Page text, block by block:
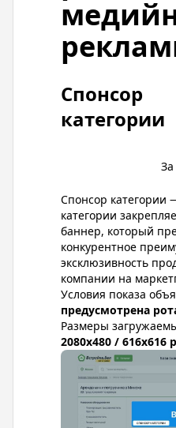
Спонсор
категории
Спонсор категории
категории
баннер, который
конкурентное
эксклюзивность
компании на
Условия показа
предусмотрена
Размеры
2080x480 / 616x616